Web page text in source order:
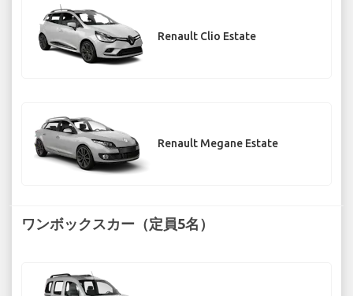
Renault Clio Estate
Renault Megane Estate
ワンボックスカー（定員5名）